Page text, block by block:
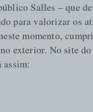
Salles – que
para valorizar os
momento,
exterior. No site
assim: